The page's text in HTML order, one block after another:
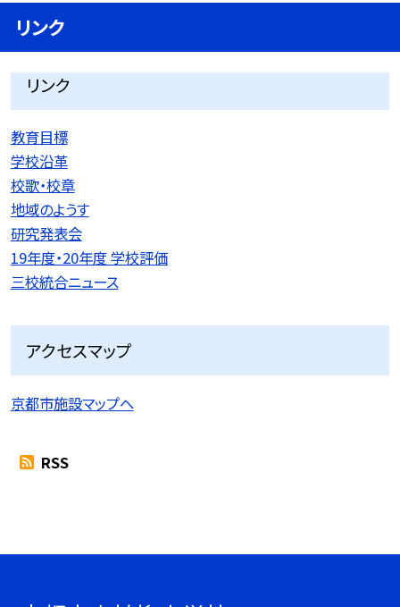
リンク
リンク
教育目標
学校沿革
校歌・校章
地域のようす
研究発表会
19年度・20年度 学校評価
三校統合ニュース
アクセスマップ
京都市施設マップへ
RSS